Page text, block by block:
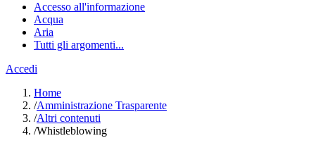
Accesso all'informazione
Acqua
Aria
Tutti gli argomenti...
Accedi
Home
/Amministrazione Trasparente
/Altri contenuti
/Whistleblowing